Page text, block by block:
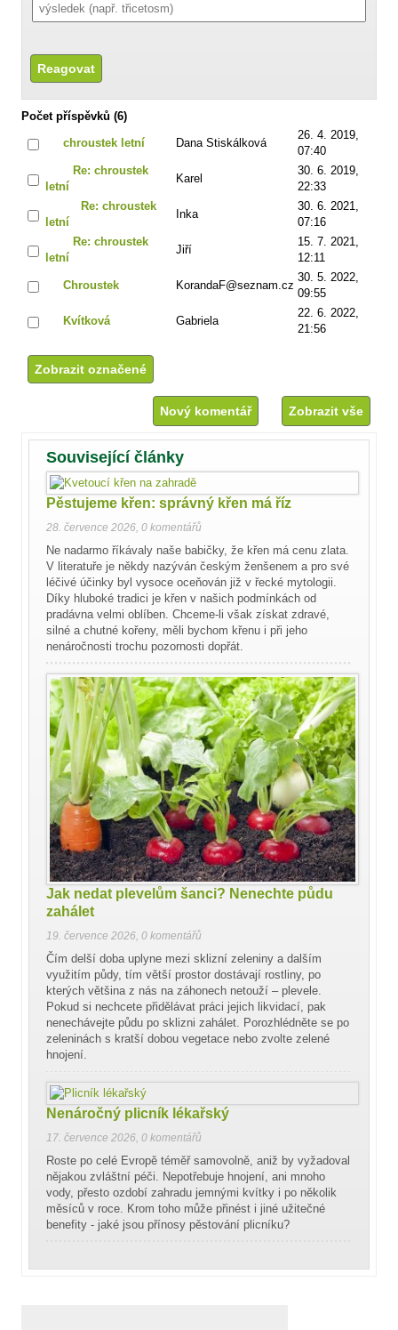
Počet příspěvků (6)
chroustek letní
Dana Stiskálková
26. 4. 2019,
07:40
Re: chroustek
letní
Karel
30. 6. 2019,
22:33
Re: chroustek
letní
Inka
30. 6. 2021,
07:16
Re: chroustek
letní
Jiří
15. 7. 2021,
12:11
Chroustek KorandaF@seznam.cz
30. 5. 2022,
09:55
Kvítková Gabriela
22. 6. 2022,
21:56
Nový komentář Zobrazit vše
Související články
Pěstujeme křen: správný křen má říz
28. července 2026, 0 komentářů
Ne nadarmo říkávaly naše babičky, že křen má cenu zlata.
V literatuře je někdy nazýván českým ženšenem a pro své
léčivé účinky byl vysoce oceňován již v řecké mytologii.
Díky hluboké tradici je křen v našich podmínkách od
pradávna velmi oblíben. Chceme-li však získat zdravé,
silné a chutné kořeny, měli bychom křenu i při jeho
nenáročnosti trochu pozornosti dopřát.
Jak nedat plevelům šanci? Nenechte půdu
zahálet
19. července 2026 0 komentářů
Čím delší doba uplyne mezi sklizní zeleniny a dalším
využitím půdy, tím větší prostor dostávají rostliny, po
kterých většina z nás na záhonech netouží – plevele.
Pokud si nechcete přidělávat práci jejich likvidací, pak
nenechávejte půdu po sklizni zahálet. Porozhlédněte se po
zeleninách s kratší dobou vegetace nebo zvolte zelené
hnojení.
Nenáročný plicník lékařský
17. července 2026 0 komentářů
Roste po celé Evropě téměř samovolně, aniž by vyžadoval
nějakou zvláštní péči. Nepotřebuje hnojení, ani mnoho
vody, přesto ozdobí zahradu jemnými kvítky i po několik
měsíců v roce. Krom toho může přinést i jiné užitečné
benefity - jaké jsou přínosy pěstování plicníku?